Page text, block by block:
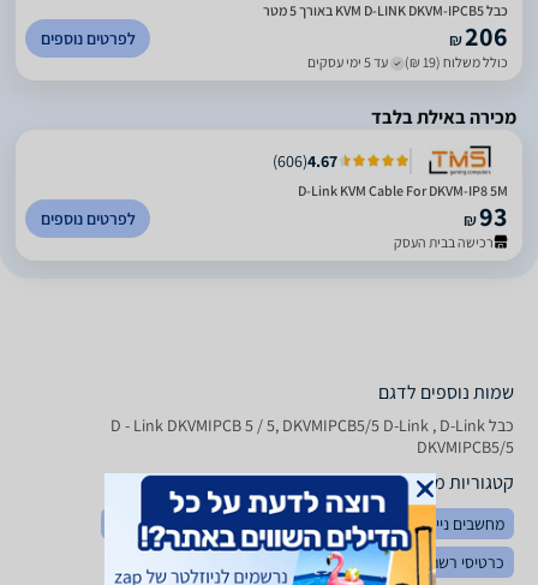
כבל KVM D-LINK DKVM-IPCB5 באורך 5 מטר
₪206
כולל משלוח (19 ₪) עד 5 ימי עסקים
לפרטים נוספים
מכירה באילת בלבד
4.67
(
606
)
D-Link KVM Cable For DKVM-IP8 5M
₪93
רכישה בבית העסק
לפרטים נוספים
שמות נוספים לדגם
‏כבל D - Link DKVMIPCB 5 / 5, DKVMIPCB5/5 D-Link , D-Link
DKVMIPCB5/5
קטגוריות משלימות
מחשבים נייחים ממותגים
מעבדים
כרטיסי רשת
מחשבים נייחים